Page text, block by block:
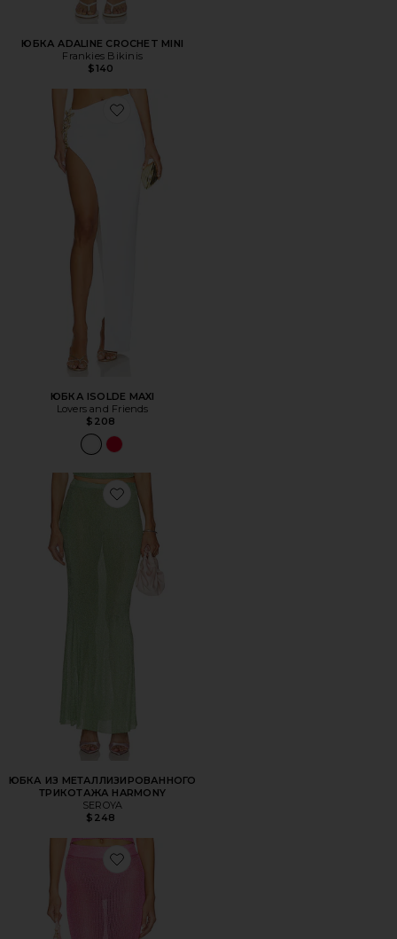
ЮБКА ADALINE CROCHET MINI
Frankies Bikinis
$140
Favorite ЮБКА ISOLDE MAXI
ЮБКА ISOLDE MAXI
Lovers and Friends
$208
Favorite ЮБКА ИЗ МЕТАЛЛИЗИРОВАННОГО
ЮБКА ИЗ МЕТАЛЛИЗИРОВАННОГО
ТРИКОТАЖА HARMONY
SEROYA
$248
Favorite ЮБКА MIRANDA